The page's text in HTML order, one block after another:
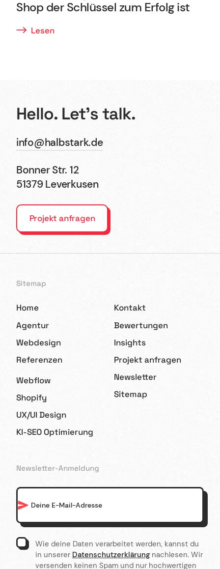
Shop der Schlüssel zum Erfolg ist
Lesen
Hello. Let’s talk.
info@halbstark.de
Bonner Str. 12
51379 Leverkusen
Projekt anfragen
Sitemap
Home
Agentur
Webdesign
Referenzen
Webflow
Shopify
UX/UI Design
KI-SEO Optimierung
Kontakt
Bewertungen
Insights
Projekt anfragen
Newsletter
Sitemap
Newsletter-Anmeldung
Wie deine Daten verarbeitet werden, kannst du
in unserer Datenschutzerklärungnachlesen. Wir
versenden keinen Spam und nur hochwertigen